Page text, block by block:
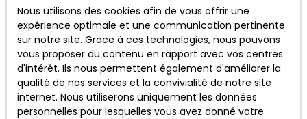
Force majeure
La responsabilité de l'éditeur du site ne pourra être
engagée en cas de force majeure ou de faits
indépendants de sa volonté.
Modifications des mentions
Nous utilisons des cookies afin de vous offrir une
expérience optimale et une communication pertinente
sur notre site. Grace à ces technologies, nous pouvons
vous proposer du contenu en rapport avec vos centres
d'intérêt. Ils nous permettent également d'améliorer la
qualité de nos services et la convivialité de notre site
internet. Nous utiliserons uniquement les données
personnelles pour lesquelles vous avez donné votre